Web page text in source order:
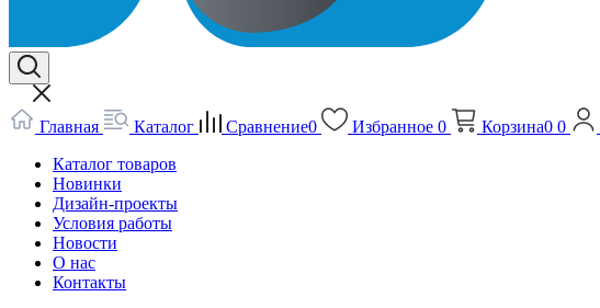
Главная Каталог Сравнение0 Избранное 0 Корзина0 0
Каталог товаров
Новинки
Дизайн-проекты
Условия работы
Новости
О нас
Контакты